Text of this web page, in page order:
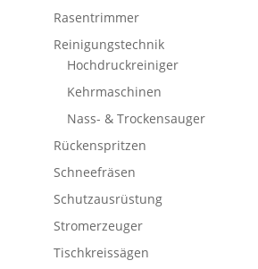
Rasentrimmer
Reinigungstechnik
Hochdruckreiniger
Kehrmaschinen
Nass- & Trockensauger
Rückenspritzen
Schneefräsen
Schutzausrüstung
Stromerzeuger
Tischkreissägen